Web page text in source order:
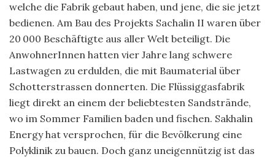
welche die Fabrik gebaut haben, und jene, die sie jetzt
bedienen. Am Bau des Projekts Sachalin II waren über
20 000 Beschäftigte aus aller Welt beteiligt. Die
AnwohnerInnen hatten vier Jahre lang schwere
Lastwagen zu erdulden, die mit Baumaterial über
Schotterstrassen donnerten. Die Flüssiggasfabrik
liegt direkt an einem der beliebtesten Sandstrände,
wo im Sommer Familien baden und fischen. Sakhalin
Energy hat versprochen, für die Bevölkerung eine
Polyklinik zu bauen. Doch ganz uneigennützig ist das